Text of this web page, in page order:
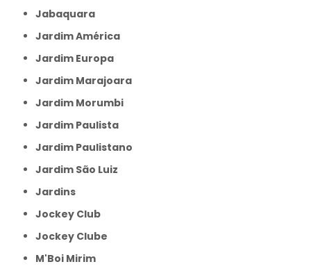
Jabaquara
Jardim América
Jardim Europa
Jardim Marajoara
Jardim Morumbi
Jardim Paulista
Jardim Paulistano
Jardim São Luiz
Jardins
Jockey Club
Jockey Clube
M'Boi Mirim